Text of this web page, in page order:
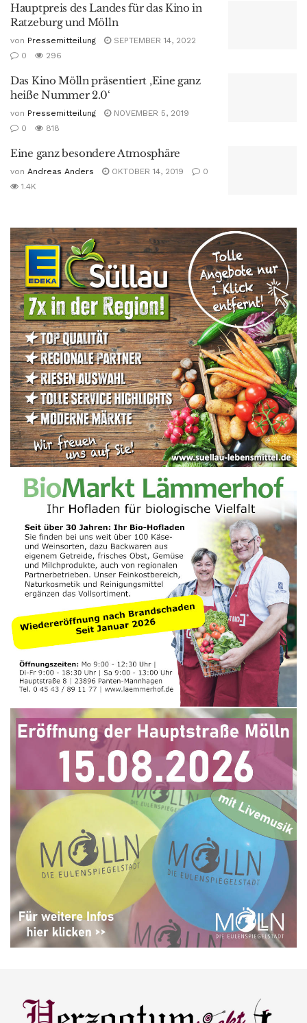
Hauptpreis des Landes für das Kino in
Ratzeburg und Mölln
von Pressemitteilung
SEPTEMBER 14, 2022
0
296
Das Kino Mölln präsentiert ‚Eine ganz
heiße Nummer 2.0‘
von Pressemitteilung
NOVEMBER 5, 2019
0
818
Eine ganz besondere Atmosphäre
von Andreas Anders OKTOBER 14, 2019
0
1.4K